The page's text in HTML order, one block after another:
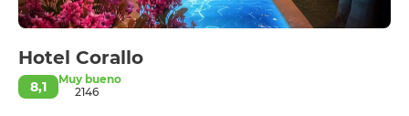
Hotel Corallo
8,1
Muy bueno
2146